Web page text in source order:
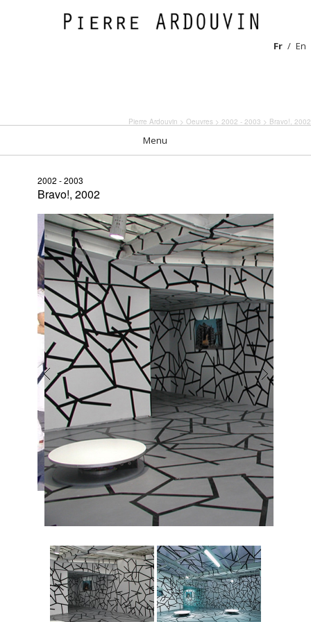
Fr En
Pierre Ardouvin > Oeuvres > 2002 - 2003 > Bravo!, 2002
Menu
2002 - 2003
Bravo!, 2002